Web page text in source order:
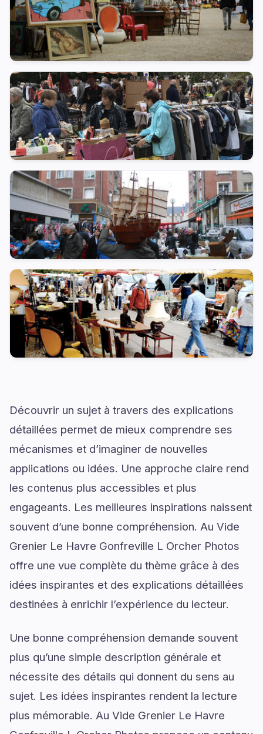
Découvrir un sujet à travers des explications
détaillées permet de mieux comprendre ses
mécanismes et d’imaginer de nouvelles
applications ou idées. Une approche claire rend
les contenus plus accessibles et plus
engageants. Les meilleures inspirations naissent
souvent d’une bonne compréhension. Au Vide
Grenier Le Havre Gonfreville L Orcher Photos
offre une vue complète du thème grâce à des
idées inspirantes et des explications détaillées
destinées à enrichir l’expérience du lecteur.
Une bonne compréhension demande souvent
plus qu’une simple description générale et
nécessite des détails qui donnent du sens au
sujet. Les idées inspirantes rendent la lecture
plus mémorable. Au Vide Grenier Le Havre